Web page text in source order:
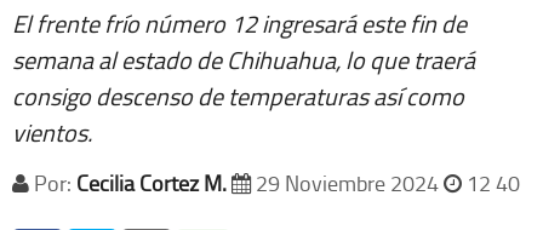
El frente frío número 12 ingresará este fin de
semana al estado de Chihuahua, lo que traerá
consigo descenso de temperaturas así como
vientos.
Por: Cecilia Cortez M. 29 Noviembre 2024 12 40